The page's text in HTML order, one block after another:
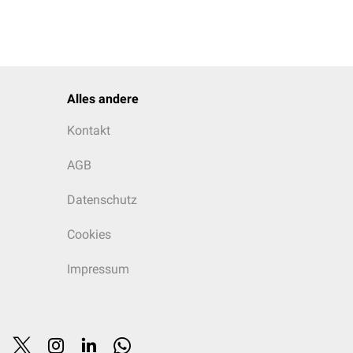
Alles andere
Kontakt
AGB
Datenschutz
Cookies
Impressum